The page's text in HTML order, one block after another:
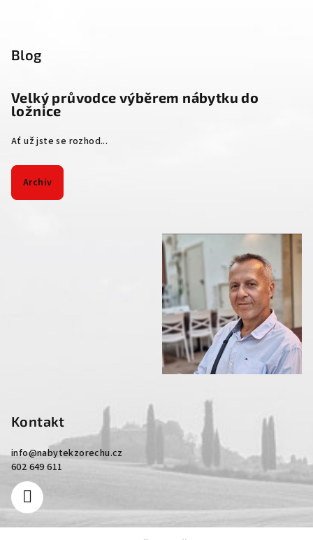
Blog
Velký průvodce výběrem nábytku do
ložnice
Ať už jste se rozhod...
Archiv
Kontakt
info@nabytekzorechu.cz
602 649 611